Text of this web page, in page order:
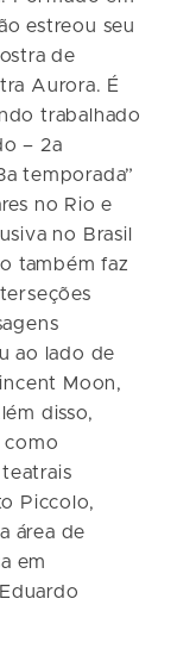
estreou seu
de
Aurora. É
trabalhado
– 2a
temporada”
no Rio e
no Brasil
também faz
ao lado de
Moon,
disso,
como
Piccolo,
área de
em